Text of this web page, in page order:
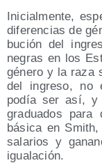
Ini­cial­men­te,
dife­ren­cias de
bu­ción del
negras en los
géne­ro y la raza
del ingre­so, no
podía ser así, y
gra­dua­dos
bási­ca en
sala­rios y
igualación.